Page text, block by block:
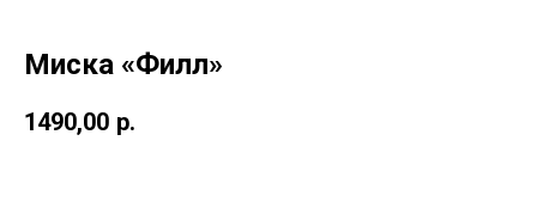
Миска «Филл»
1490,00 р.